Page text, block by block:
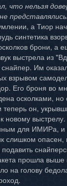
что нельзя
а Тиор
синтетика
брони, а
выстрела из
Им
взрывом
Его броня во
осколками,
теперь он,
новому
для ИМИРа, и
слишком опасен,
прошла выше
на голову